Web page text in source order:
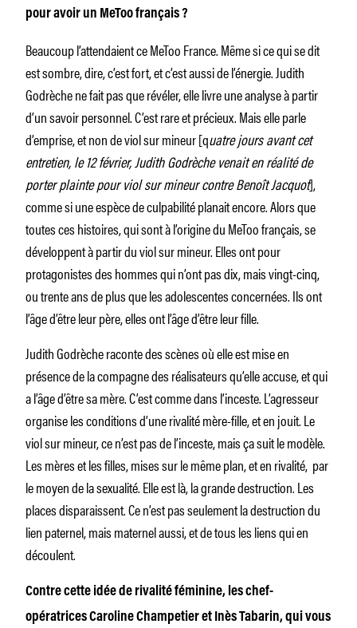
pour avoir un MeToo français ?
Beaucoup l’attendaient ce MeToo France. Même si ce qui se dit
est sombre, dire, c’est fort, et c’est aussi de l’énergie. Judith
Godrèche ne fait pas que révéler, elle livre une analyse à partir
d’un savoir personnel. C’est rare et précieux. Mais elle parle
d’emprise, et non de viol sur mineur [quatre jours avant cet
entretien, le 12 février, Judith Godrèche venait en réalité de
porter plainte pour viol sur mineur contre Benoît Jacquot],
comme si une espèce de culpabilité planait encore. Alors que
toutes ces histoires, qui sont à l’origine du MeToo français, se
développent à partir du viol sur mineur. Elles ont pour
protagonistes des hommes qui n’ont pas dix, mais vingt-cinq,
ou trente ans de plus que les adolescentes concernées. Ils ont
l’âge d’être leur père, elles ont l’âge d’être leur fille.
Judith Godrèche raconte des scènes où elle est mise en
présence de la compagne des réalisateurs qu’elle accuse, et qui
a l’âge d’être sa mère. C’est comme dans l’inceste. L’agresseur
organise les conditions d’une rivalité mère-fille, et en jouit. Le
viol sur mineur, ce n’est pas de l’inceste, mais ça suit le modèle.
Les mères et les filles, mises sur le même plan, et en rivalité, par
le moyen de la sexualité. Elle est là, la grande destruction. Les
places disparaissent. Ce n’est pas seulement la destruction du
lien paternel, mais maternel aussi, et de tous les liens qui en
découlent.
Contre cette idée de rivalité féminine, les chef-
opératrices Caroline Champetier et Inès Tabarin, qui vous